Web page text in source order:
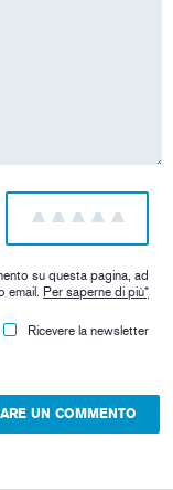
5
4
3
2
1
su questa pagina, ad
email. Per saperne di più*
Ricevere la newsletter